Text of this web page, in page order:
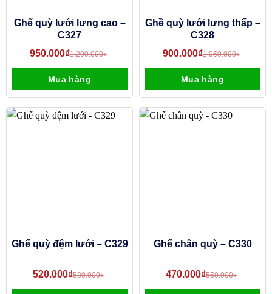
Ghế quỳ lưới lưng cao –
C327
1.200.000₫
950.000₫
Mua hàng
Ghề quỳ lưới lưng thấp –
C328
1.050.000₫
900.000₫
Mua hàng
Ghế quỳ đệm lưới – C329
580.000₫
520.000₫
Ghế chân quỳ – C330
550.000₫
470.000₫